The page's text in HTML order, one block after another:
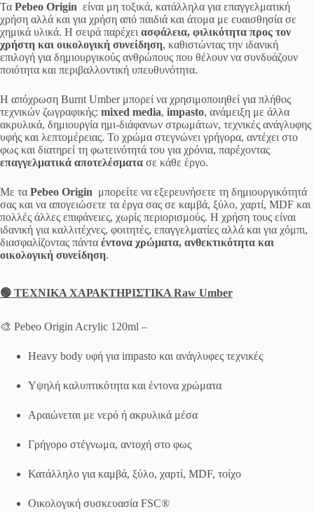
Τα Pebeo Origin είναι μη τοξικά, κατάλληλα για επαγγελματική
χρήση αλλά και για χρήση από παιδιά και άτομα με ευαισθησία σε
χημικά υλικά. Η σειρά παρέχει ασφάλεια, φιλικότητα προς τον
χρήστη και οικολογική συνείδηση, καθιστώντας την ιδανική
επιλογή για δημιουργικούς ανθρώπους που θέλουν να συνδυάζουν
ποιότητα και περιβαλλοντική υπευθυνότητα.
Η απόχρωση Burnt Umber μπορεί να χρησιμοποιηθεί για πλήθος
τεχνικών ζωγραφικής: mixed media, impasto, ανάμειξη με άλλα
ακρυλικά, δημιουργία ημι-διάφανων στρωμάτων, τεχνικές ανάγλυφης
υφής και λεπτομέρειας. Το χρώμα στεγνώνει γρήγορα, αντέχει στο
φως και διατηρεί τη φωτεινότητά του για χρόνια, παρέχοντας
επαγγελματικά αποτελέσματα σε κάθε έργο.
Με τα Pebeo Origin μπορείτε να εξερευνήσετε τη δημιουργικότητά
σας και να απογειώσετε τα έργα σας σε καμβά, ξύλο, χαρτί, MDF και
πολλές άλλες επιφάνειες, χωρίς περιορισμούς. Η χρήση τους είναι
ιδανική για καλλιτέχνες, φοιτητές, επαγγελματίες αλλά και για χόμπι,
διασφαλίζοντας πάντα έντονα χρώματα, ανθεκτικότητα και
οικολογική συνείδηση.
🟢 ΤΕΧΝΙΚΑ ΧΑΡΑΚΤΗΡΙΣΤΙΚΑ Raw Umber
🎨 Pebeo Origin Acrylic 120ml –
Heavy body υφή για impasto και ανάγλυφες τεχνικές
Υψηλή καλυπτικότητα και έντονα χρώματα
Αραιώνεται με νερό ή ακρυλικά μέσα
Γρήγορο στέγνωμα, αντοχή στο φως
Κατάλληλο για καμβά, ξύλο, χαρτί, MDF, τοίχο
Οικολογική συσκευασία FSC®